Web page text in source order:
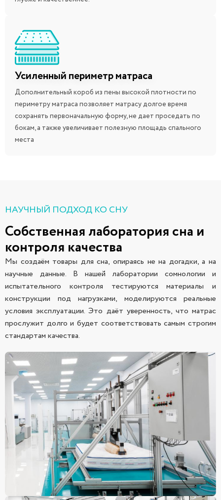
Усиленный периметр матраса
Дополнительный короб из пены высокой плотности по
периметру матраса позволяет матрасу долгое время
сохранять первоначальную форму, не дает проседать по
бокам, а также увеличивает полезную площадь спального
места
НАУЧНЫЙ ПОДХОД КО СНУ
Собственная лаборатория сна и
контроля качества
Мы создаём товары для сна, опираясь не на догадки, а на
научные данные. В нашей лаборатории сомнологии и
испытательного контроля тестируются материалы и
конструкции под нагрузками, моделируются реальные
условия эксплуатации. Это даёт уверенность, что матрас
прослужит долго и будет соответствовать самым строгим
стандартам качества.